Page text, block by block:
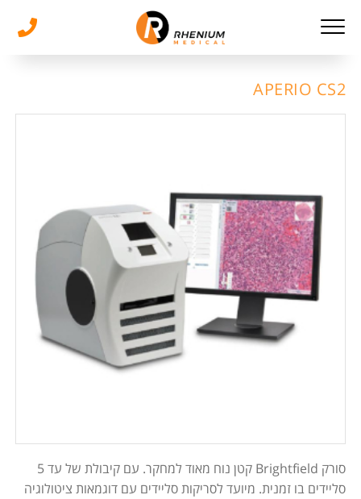
APERIO CS2
סורק Brightfield קטן נוח מאוד למחקר. עם קיבולת של עד 5
סליידים בו זמנית. מיועד לסריקות סליידים עם דוגמאות ציטולוגיה